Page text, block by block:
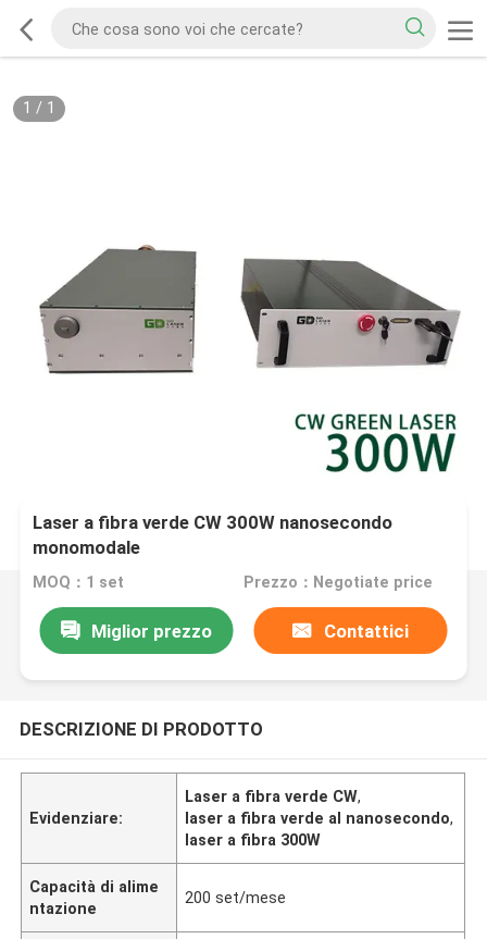
1 / 1
Laser a fibra verde CW 300W nanosecondo
monomodale
MOQ：1 set Prezzo：Negotiate price
Miglior prezzo Contattici
DESCRIZIONE DI PRODOTTO
Evidenziare:
Laser a fibra verde CW,
laser a fibra verde al nanosecondo,
laser a fibra 300W
Capacità di alime
ntazione
200 set/mese